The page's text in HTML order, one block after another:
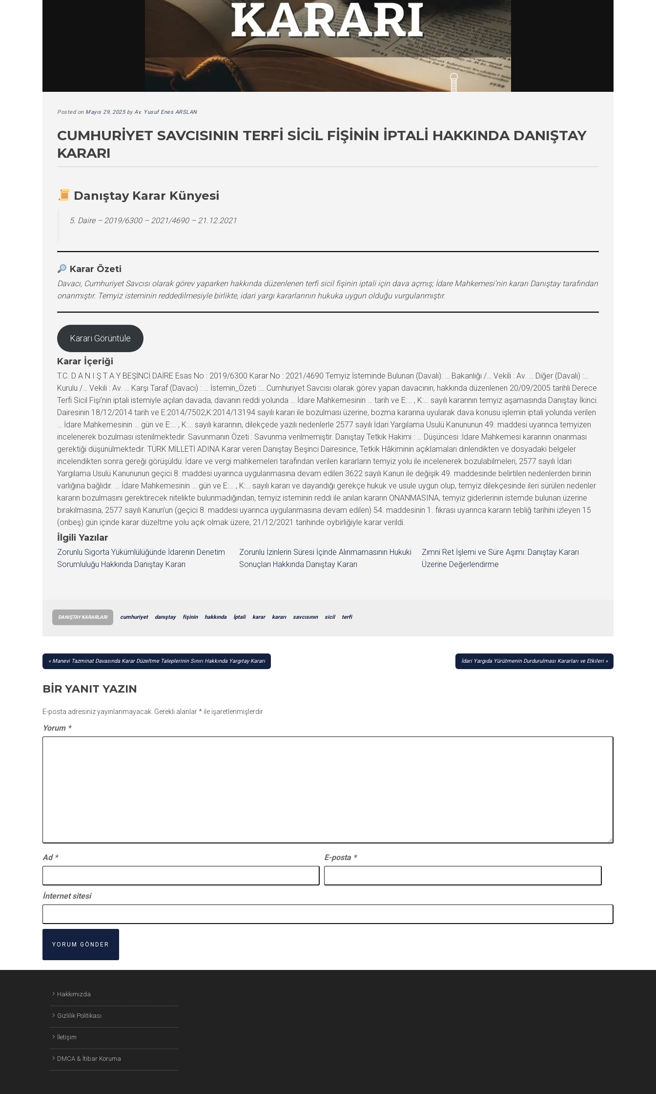
Posted on Mayıs 29, 2025byAv. Yusuf Enes ARSLAN
CUMHURIYET SAVCISININ TERFI SICIL FIŞININ İPTALI HAKKINDA DANIŞTAY
KARARI
Danıştay Karar Künyesi
5. Daire – 2019/6300 – 2021/4690 – 21.12.2021
Karar Özeti
Davacı, Cumhuriyet Savcısı olarak görev yaparken hakkında düzenlenen terfi sicil fişinin iptali için dava açmış; İdare Mahkemesi’nin kararı Danıştay tarafından
onanmıştır. Temyiz isteminin reddedilmesiyle birlikte, idari yargı kararlarının hukuka uygun olduğu vurgulanmıştır.
Kararı Görüntüle
Karar İçeriği
T.C. D A N I Ş T A Y BEŞİNCİ DAİRE Esas No : 2019/6300 Karar No : 2021/4690 Temyiz İsteminde Bulunan (Davalı): … Bakanlığı /… Vekili : Av. … Diğer (Davalı) :…
Kurulu /… Vekili : Av. … Karşı Taraf (Davacı) : … İstemin_Özeti :… Cumhuriyet Savcısı olarak görev yapan davacının, hakkında düzenlenen 20/09/2005 tarihli Derece
Terfi Sicil Fişi’nin iptali istemiyle açılan davada, davanın reddi yolunda … İdare Mahkemesinin … tarih ve E:… , K:… sayılı kararının temyiz aşamasında Danıştay İkinci.
Dairesinin 18/12/2014 tarih ve E:2014/7502,K:2014/13194 sayılı kararı ile bozulması üzerine, bozma kararına uyularak dava konusu işlemin iptali yolunda verilen
… İdare Mahkemesinin … gün ve E:… , K:… sayılı kararının, dilekçede yazılı nedenlerle 2577 sayılı İdari Yargılama Usulü Kanununun 49. maddesi uyarınca temyizen
incelenerek bozulması istenilmektedir. Savunmanın Özeti : Savunma verilmemiştir. Danıştay Tetkik Hakimi : … Düşüncesi :İdare Mahkemesi kararının onanması
gerektiği düşünülmektedir. TÜRK MİLLETİ ADINA Karar veren Danıştay Beşinci Dairesince, Tetkik Hâkiminin açıklamaları dinlendikten ve dosyadaki belgeler
incelendikten sonra gereği görüşüldü: İdare ve vergi mahkemeleri tarafından verilen kararların temyiz yolu ile incelenerek bozulabilmeleri, 2577 sayılı İdari
Yargılama Usulü Kanununun geçici 8. maddesi uyarınca uygulanmasına devam edilen 3622 sayılı Kanun ile değişik 49. maddesinde belirtilen nedenlerden birinin
varlığına bağlıdır. … İdare Mahkemesinin … gün ve E:… , K:… sayılı kararı ve dayandığı gerekçe hukuk ve usule uygun olup, temyiz dilekçesinde ileri sürülen nedenler
kararın bozulmasını gerektirecek nitelikte bulunmadığından, temyiz isteminin reddi ile anılan kararın ONANMASINA, temyiz giderlerinin istemde bulunan üzerine
bırakılmasına, 2577 sayılı Kanun’un (geçici 8. maddesi uyarınca uygulanmasına devam edilen) 54. maddesinin 1. fıkrası uyarınca kararın tebliğ tarihini izleyen 15
(onbeş) gün içinde karar düzeltme yolu açık olmak üzere, 21/12/2021 tarihinde oybirliğiyle karar verildi.
İlgili Yazılar
Zorunlu Sigorta Yükümlülüğünde İdarenin Denetim
Sorumluluğu Hakkında Danıştay Kararı
Zorunlu İzinlerin Süresi İçinde Alınmamasının Hukuki
Sonuçları Hakkında Danıştay Kararı
Zımni Ret İşlemi ve Süre Aşımı: Danıştay Kararı
Üzerine Değerlendirme
DANIŞTAY KARARLARI cumhuriyet danıştay fişinin hakkında İptali karar kararı savcısının sicil terfi
YAZI
Manevi Tazminat Davasında Karar Düzeltme Taleplerinin Sınırı Hakkında Yargıtay Kararı İdari Yargıda Yürütmenin Durdurulması Kararları ve Etkileri
BIR YANIT YAZIN
E-posta adresiniz yayınlanmayacak. Gerekli alanlar* ile işaretlenmişlerdir
Yorum *
Ad * E-posta *
İnternet sitesi
Hakkımızda
Gizlilik Politikası
İletişim
DMCA & İtibar Koruma